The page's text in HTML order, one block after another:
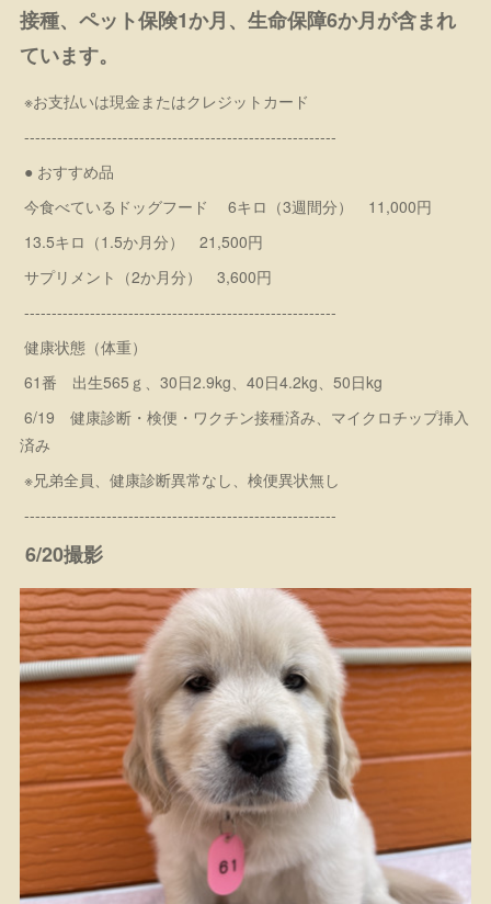
接種、ペット保険1か月、生命保障6か月が含まれ
ています。
※お支払いは現金またはクレジットカード
---------------------------------------------------------
● おすすめ品
今食べているドッグフード 6キロ（3週間分） 11,000円
13.5キロ（1.5か月分） 21,500円
サプリメント（2か月分） 3,600円
---------------------------------------------------------
健康状態（体重）
61番 出生565ｇ、30日2.9kg、40日4.2kg、50日kg
6/19 健康診断・検便・ワクチン接種済み、マイクロチップ挿入
済み
※兄弟全員、健康診断異常なし、検便異状無し
---------------------------------------------------------
6/20撮影